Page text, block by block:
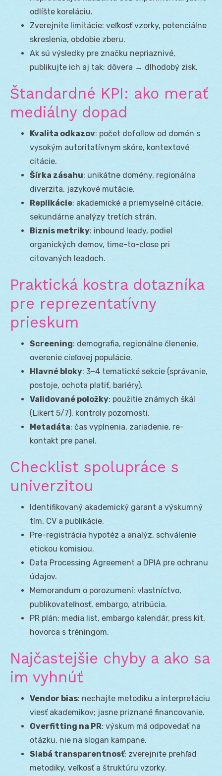
odlíšte koreláciu.
Zverejnite limitácie: veľkosť vzorky, potenciálne
skreslenia, obdobie zberu.
Ak sú výsledky pre značku nepriaznivé,
publikujte ich aj tak; dôvera → dlhodobý zisk.
Štandardné KPI: ako merať
mediálny dopad
Kvalita odkazov: počet dofollow od domén s
vysokým autoritatívnym skóre, kontextové
citácie.
Šírka zásahu: unikátne domény, regionálna
diverzita, jazykové mutácie.
Replikácie: akademické a priemyselné citácie,
sekundárne analýzy tretích strán.
Biznis metriky: inbound leady, podiel
organických demov, time-to-close pri
citovaných leadoch.
Praktická kostra dotazníka
pre reprezentatívny
prieskum
Screening: demografia, regionálne členenie,
overenie cieľovej populácie.
Hlavné bloky: 3–4 tematické sekcie (správanie,
postoje, ochota platiť, bariéry).
Validované položky: použitie známych škál
(Likert 5/7), kontroly pozornosti.
Metadáta: čas vyplnenia, zariadenie, re-
kontakt pre panel.
Checklist spolupráce s
univerzitou
Identifikovaný akademický garant a výskumný
tím, CV a publikácie.
Pre-registrácia hypotéz a analýz, schválenie
etickou komisiou.
Data Processing Agreement a DPIA pre ochranu
údajov.
Memorandum o porozumení: vlastníctvo,
publikovateľnosť, embargo, atribúcia.
PR plán: media list, embargo kalendár, press kit,
hovorca s tréningom.
Najčastejšie chyby a ako sa
im vyhnúť
Vendor bias: nechajte metodiku a interpretáciu
viesť akademikov; jasne priznané financovanie.
Overfitting na PR: výskum má odpovedať na
otázku, nie na slogan kampane.
Slabá transparentnosť: zverejnite prehľad
metodiky, veľkosť a štruktúru vzorky.